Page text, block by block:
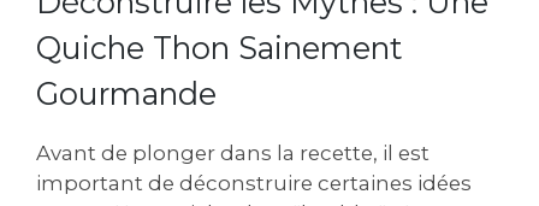
Quiche Thon Sainement
Gourmande
Avant de plonger dans la recette, il est
important de déconstruire certaines idées